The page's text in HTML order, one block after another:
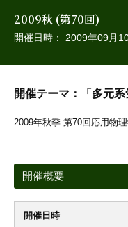
2009秋 (第70回)
開催日時： 2009年09月
開催テーマ：「多元
2009年秋季 第70回応用物
開催概要
開催日時